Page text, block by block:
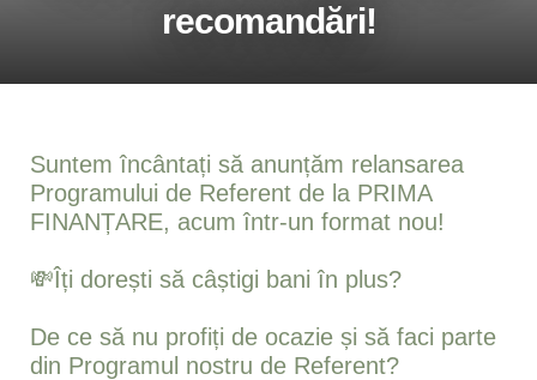
recomandări!
Suntem încântați să anunțăm relansarea
Programului de Referent de la PRIMA
FINANȚARE, acum într-un format nou!
💸Îți dorești să câștigi bani în plus?
De ce să nu profiți de ocazie și să faci parte
din Programul nostru de Referent?